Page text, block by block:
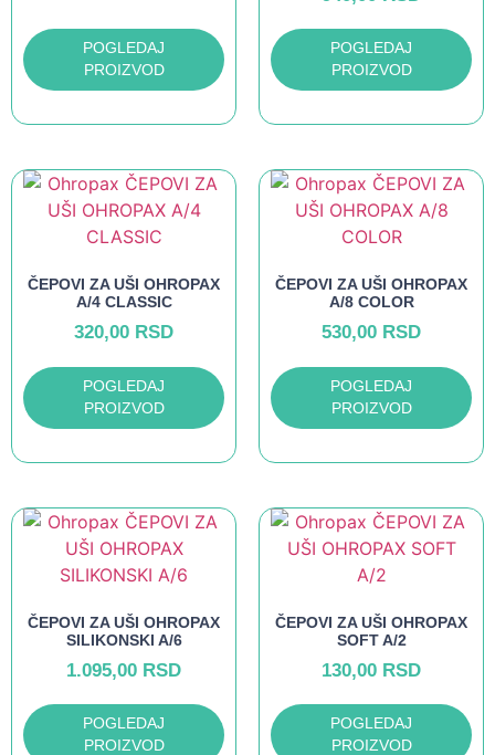
POGLEDAJ
PROIZVOD
POGLEDAJ
PROIZVOD
ČEPOVI ZA UŠI OHROPAX
A/4 CLASSIC
320,00 RSD
POGLEDAJ
PROIZVOD
ČEPOVI ZA UŠI OHROPAX
A/8 COLOR
530,00 RSD
POGLEDAJ
PROIZVOD
ČEPOVI ZA UŠI OHROPAX
SILIKONSKI A/6
1.095,00 RSD
POGLEDAJ
PROIZVOD
ČEPOVI ZA UŠI OHROPAX
SOFT A/2
130,00 RSD
POGLEDAJ
PROIZVOD